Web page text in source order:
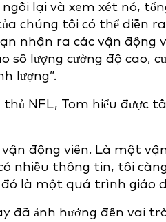
ngồi lại và xem xét nó,
chúng tôi có thể diễn
nhận ra các vận động
số lượng cường độ cao,
lượng”.
NFL, Tom hiểu được
động viên. Là một
nhiều thông tin, tôi
là một quá trình giáo
đã ảnh hưởng đến vai